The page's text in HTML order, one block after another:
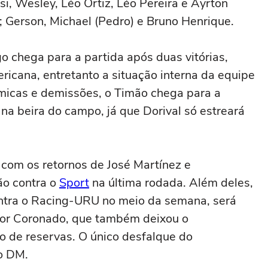
Wesley, Léo Ortiz, Léo Pereira e Ayrton
Michael (Pedro) e Bruno Henrique.
chega para a partida após duas vitórias,
entretanto a situação interna da equipe
e demissões, o Timão chega para a
beira do campo, já que Dorival só estreará
os retornos de José Martínez e
contra o Sport na última rodada. Além deles,
o Racing-URU no meio da semana, será
Coronado, que também deixou o
de reservas. O único desfalque do
DM.